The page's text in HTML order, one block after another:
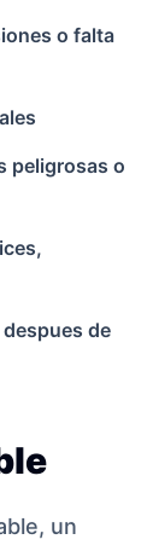
o falta
peligrosas o
de
un